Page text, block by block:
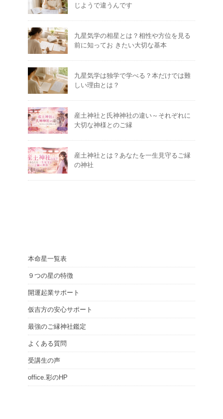
じようで違うんです
九星気学の相星とは？相性や方位を見る
前に知ってお きたい大切な基本
九星気学は独学で学べる？本だけでは難
しい理由とは？
産土神社と氏神神社の違い～それぞれに
大切な神様とのご縁
産土神社とは？あなたを一生見守るご縁
の神社
本命星一覧表
９つの星の特徴
開運起業サポート
仮吉方の安心サポート
最強のご縁神社鑑定
よくある質問
受講生の声
office.彩のHP